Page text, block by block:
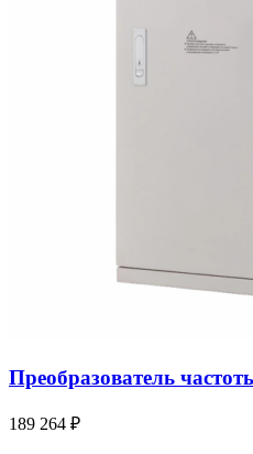
Преобразователь
189 264 ₽